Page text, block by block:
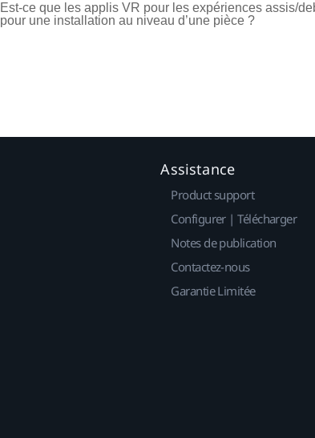
Est-ce que les applis VR pour les expériences assis/
pour une installation au niveau d’une pièce ?
Assistance
Product support
Configurer | Télécharger
Notes de publication
Contactez-nous
Garantie Limitée